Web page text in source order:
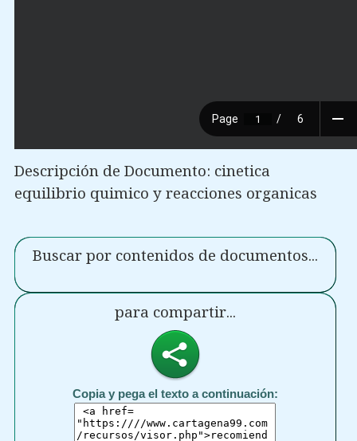
Descripción de Documento: cinetica
equilibrio quimico y reacciones organicas
Buscar por contenidos de documentos...
para compartir...
Copia y pega el texto a continuación: